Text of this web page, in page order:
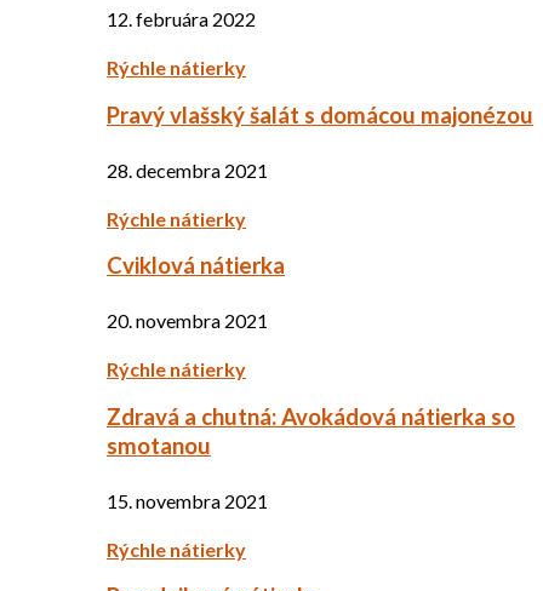
12. februára 2022
Rýchle nátierky
Pravý vlašský šalát s domácou majonézou
28. decembra 2021
Rýchle nátierky
Cviklová nátierka
20. novembra 2021
Rýchle nátierky
Zdravá a chutná: Avokádová nátierka so
smotanou
15. novembra 2021
Rýchle nátierky